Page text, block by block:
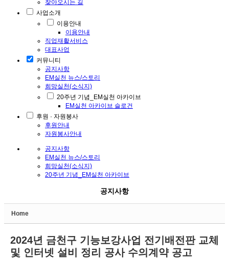
찾아오시는 길
사업소개
이용안내
이용안내
직업재활서비스
대표사업
커뮤니티
공지사항
EM실천 뉴스/스토리
희망실천(소식지)
20주년 기념_EM실천 아카이브
EM실천 아카이브 슬로건
후원 · 자원봉사
후원안내
자원봉사안내
공지사항
EM실천 뉴스/스토리
희망실천(소식지)
20주년 기념_EM실천 아카이브
공지사항
Home
2024년 금천구 기능보강사업 전기배전판 교체
및 인터넷 설비 정리 공사 수의계약 공고